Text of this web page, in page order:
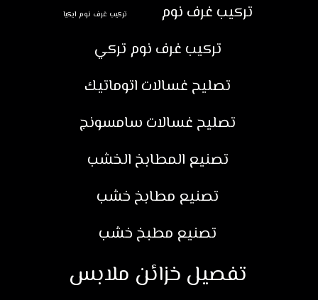
تركيب غرف نوم
تركيب غرف نوم ايكيا
تركيب غرف نوم تركي
تصليح غسالات اتوماتيك
تصليح غسالات سامسونج
تصنيع المطابخ الخشب
تصنيع مطابخ خشب
تصنيع مطبخ خشب
تفصيل خزائن ملابس